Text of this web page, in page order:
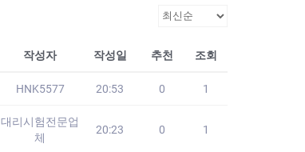
작성자 작성일 추천 조회
HNK5577 20:53 0 1
대리시험전문업
체
20:23 0 1